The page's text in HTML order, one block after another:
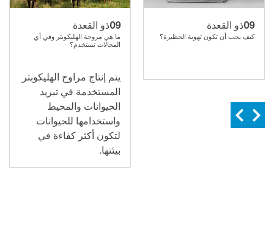
09ذو القعدة
كيف يجب أن تكون تهوية الحظيرة؟
09ذو القعدة
ما هي مروحة الهليكوبتر وفي أي
المجالات تستخدم؟
يتم إنتاج مراوح الهليكوبتر
المستخدمة في تبريد
الحيوانات والمحيط
واستخدامها للحيوانات
لتكون أكثر كفاءة في
بيئتها.